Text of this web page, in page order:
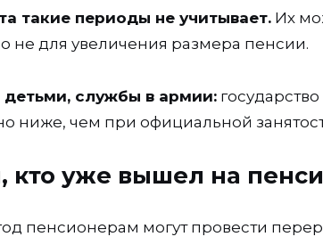
такие периоды не учитывает. Их
не для увеличения размера пенсии.
детьми, службы в армии:
ниже, чем при официальной
кто уже вышел на
пенсионерам могут провести